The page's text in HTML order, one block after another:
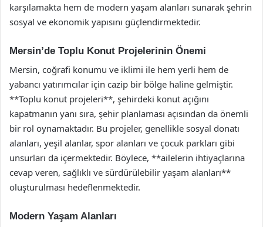
karşılamakta hem de modern yaşam alanları sunarak şehrin
sosyal ve ekonomik yapısını güçlendirmektedir.
Mersin’de Toplu Konut Projelerinin Önemi
Mersin, coğrafi konumu ve iklimi ile hem yerli hem de
yabancı yatırımcılar için cazip bir bölge haline gelmiştir.
**Toplu konut projeleri**, şehirdeki konut açığını
kapatmanın yanı sıra, şehir planlaması açısından da önemli
bir rol oynamaktadır. Bu projeler, genellikle sosyal donatı
alanları, yeşil alanlar, spor alanları ve çocuk parkları gibi
unsurları da içermektedir. Böylece, **ailelerin ihtiyaçlarına
cevap veren, sağlıklı ve sürdürülebilir yaşam alanları**
oluşturulması hedeflenmektedir.
Modern Yaşam Alanları